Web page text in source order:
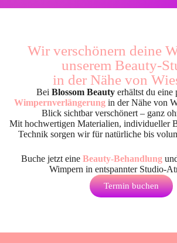
Wir verschönern deine
unserem Beauty-
in der Nähe von
Bei Blossom Beauty erhältst du eine
Wimpernverlängerungin der Nähe von
Blick sichtbar verschönert – ganz
Mit hochwertigen Materialien, individueller
Technik sorgen wir für natürliche bis
Buche jetzt eine Beauty-Behandlung
Wimpern in entspannter Studio-
Termin buchen